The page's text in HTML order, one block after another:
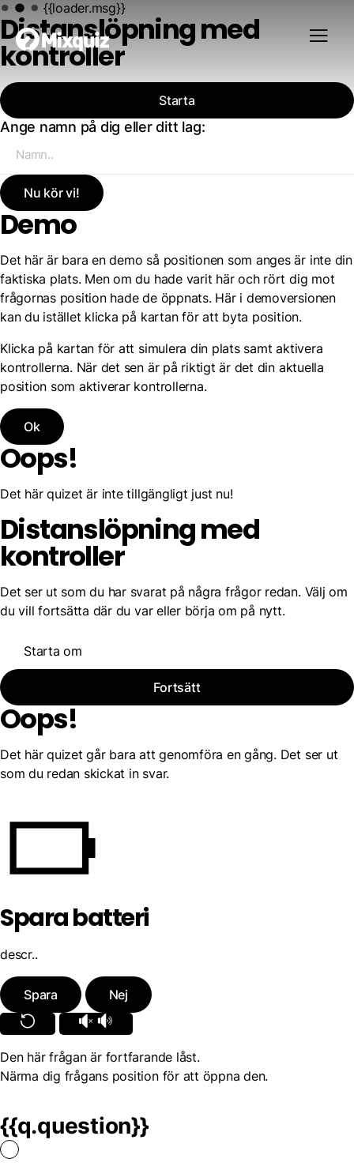
{{loader.msg}}
Distanslöpning med
kontroller
Starta
Ange namn på dig eller ditt lag:
Nu kör vi!
Demo
Det här är bara en demo så positionen som anges är inte din
faktiska plats. Men om du hade varit här och rört dig mot
frågornas position hade de öppnats. Här i demoversionen
kan du istället klicka på kartan för att byta position.
Klicka på kartan för att simulera din plats samt aktivera
kontrollerna. När det sen är på riktigt är det din aktuella
position som aktiverar kontrollerna.
Ok
Oops!
Det här quizet är inte tillgängligt just nu!
Distanslöpning med
kontroller
Det ser ut som du har svarat på några frågor redan. Välj om
du vill fortsätta där du var eller börja om på nytt.
Starta om
Fortsätt
Oops!
Det här quizet går bara att genomföra en gång. Det ser ut
som du redan skickat in svar.
Spara batteri
descr..
Spara Nej
Den här frågan är fortfarande låst.
Närma dig frågans position för att öppna den.
{{q.question}}